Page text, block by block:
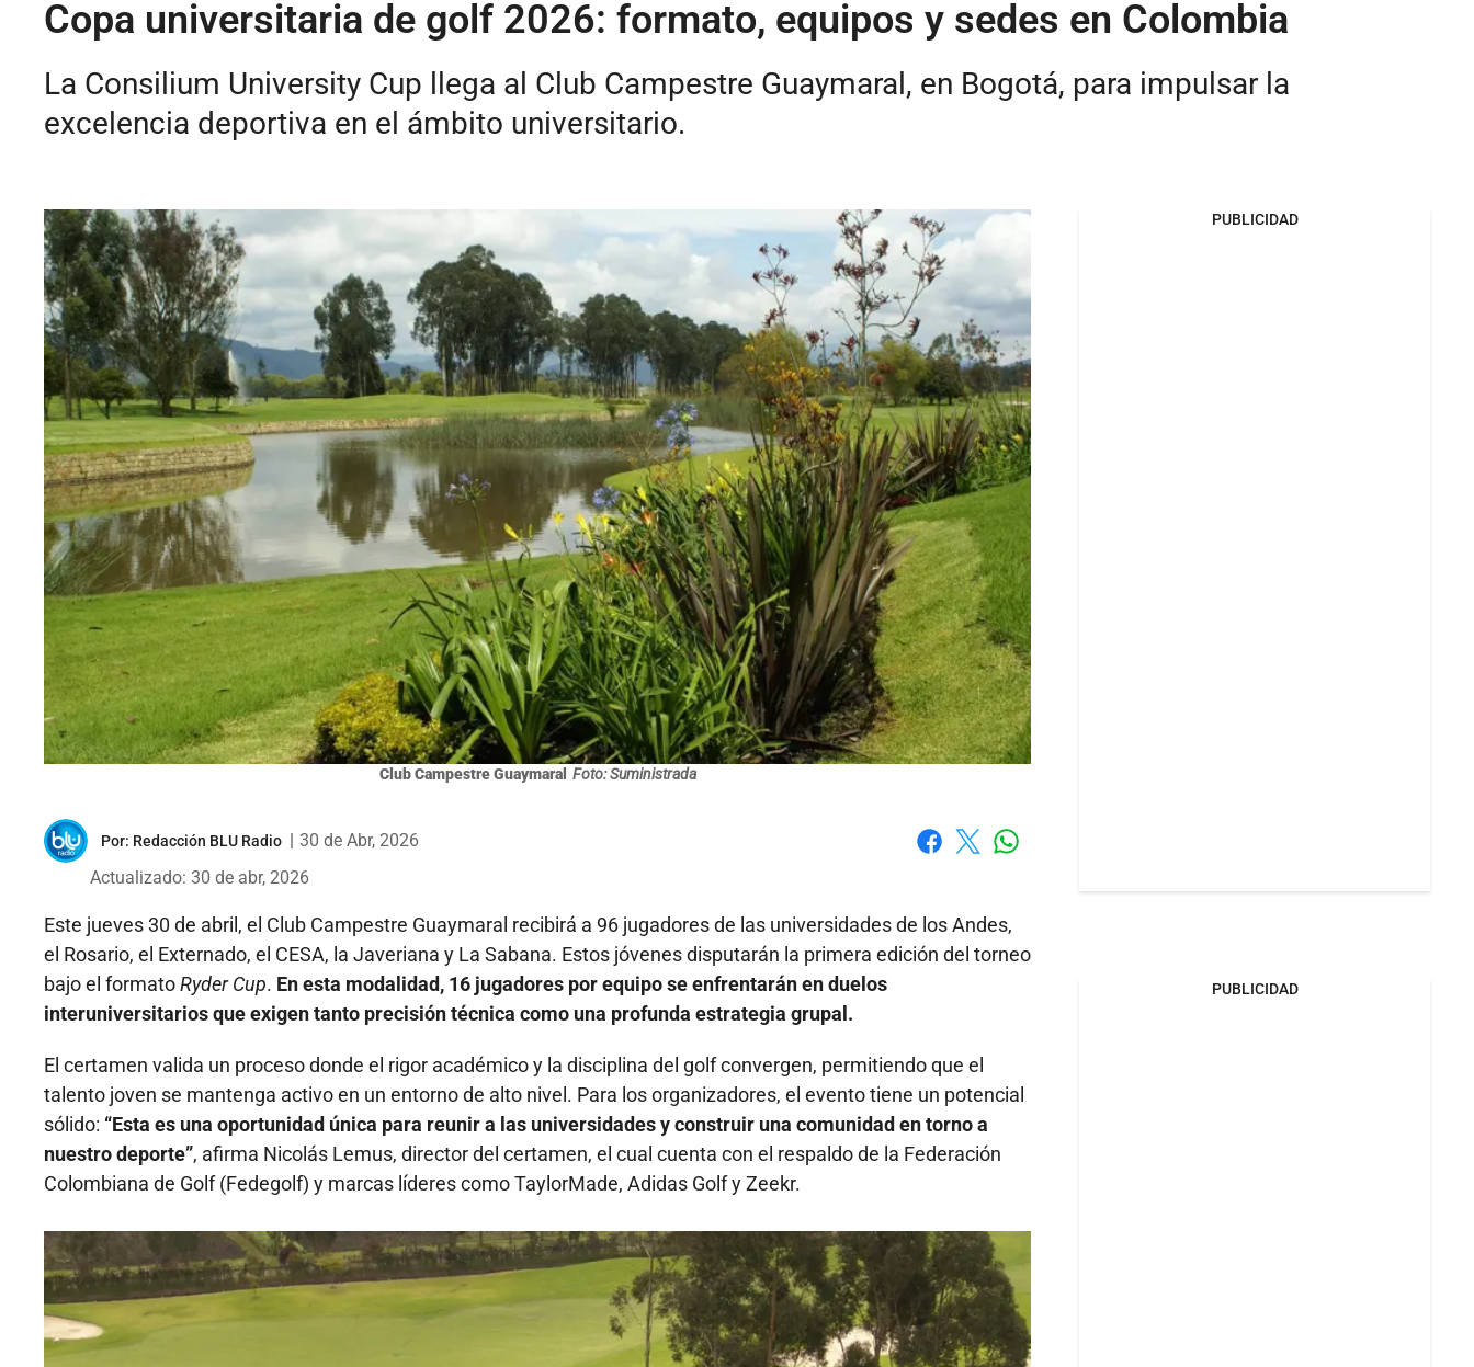
Copa universitaria de golf 2026: formato, equipos y sedes en Colombia
La Consilium University Cup llega al Club Campestre Guaymaral, en Bogotá, para impulsar la
excelencia deportiva en el ámbito universitario.
Club Campestre Guaymaral Foto: Suministrada
Por: Redacción BLU Radio
30 de Abr, 2026
Actualizado: 30 de abr, 2026
Este jueves 30 de abril, el Club Campestre Guaymaral recibirá a 96 jugadores de las universidades de los Andes,
el Rosario, el Externado, el CESA, la Javeriana y La Sabana. Estos jóvenes disputarán la primera edición del torneo
bajo el formatoRyder Cup. En esta modalidad, 16 jugadores por equipo se enfrentarán en duelos
interuniversitarios que exigen tanto precisión técnica como una profunda estrategia grupal.
El certamen valida un proceso donde el rigor académico y la disciplina del golf convergen, permitiendo que el
talento joven se mantenga activo en un entorno de alto nivel. Para los organizadores, el evento tiene un potencial
sólido: “Esta es una oportunidad única para reunir a las universidades y construir una comunidad en torno a
nuestro deporte”, afirma Nicolás Lemus, director del certamen, el cual cuenta con el respaldo de la Federación
Colombiana de Golf (Fedegolf) y marcas líderes como TaylorMade, Adidas Golf y Zeekr.
PUBLICIDAD
PUBLICIDAD